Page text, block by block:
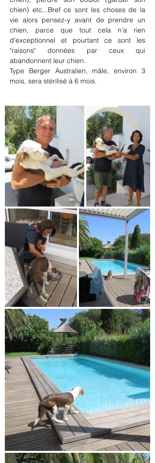
chien) etc...Bref ce sont les choses de la
vie alors pensez-y avant de prendre un
chien, parce que tout cela n'a rien
d'exceptionnel et pourtant ce sont les
"raisons" données par ceux qui
abandonnent leur chien.
Type Berger Australien, mâle, environ 3
mois, sera stérilisé à 6 mois.